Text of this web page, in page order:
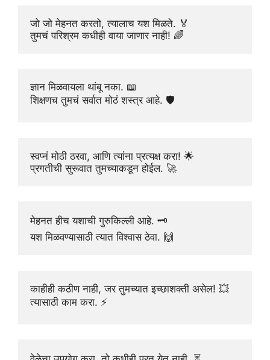
जो जो मेहनत करतो, त्यालाच यश मिळते. 🏅
तुमचं परिश्रम कधीही वाया जाणार नाही! 🌈
ज्ञान मिळवायला थांबू नका. 📖
शिक्षणच तुमचं सर्वात मोठं शस्त्र आहे. 🛡️
स्वप्नं मोठी ठरवा, आणि त्यांना प्रत्यक्ष करा! 🌟
प्रगतीची सुरूवात तुमच्याकडून होईल. 🚀
मेहनत हीच यशाची गुरुकिल्ली आहे. 🗝️
यश मिळवण्यासाठी त्यात विश्वास ठेवा. 🙌
काहीही कठीण नाही, जर तुमच्यात इच्छाशक्ती असेल! 💥
त्यासाठी काम करा. ⚡